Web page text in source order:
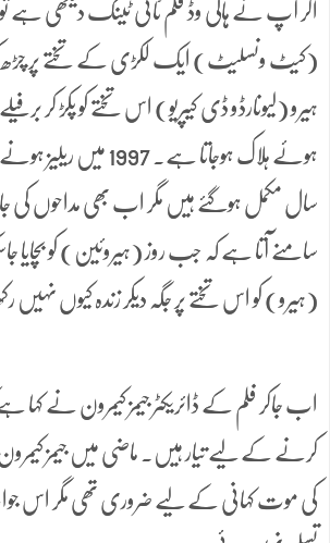
اگر آپ نے ہالی وڈ فلم ٹائی ٹینک دیکھی ہے تو
(کیٹ ونسلیٹ) ایک لکڑی کے تختے پر چڑھ
ہیرو (لیونارڈو ڈی کیپریو) اس تختے کو پکڑ کر
سال مکمل ہوگئے ہیں مگر اب بھی مداحوں کی
سامنے آتا ہے کہ جب روز (ہیروئین) کو بچایا
(ہیرو) کو اس تختے پر جگہ دیکر زندہ کیوں نہیں
اب جاکر فلم کے ڈائریکٹر جیمز کیمرون نے کہا
کرنے کے لیے تیار ہیں۔ ماضی میں جیمز
کی موت کہانی کے لیے ضروری تھی مگر اس